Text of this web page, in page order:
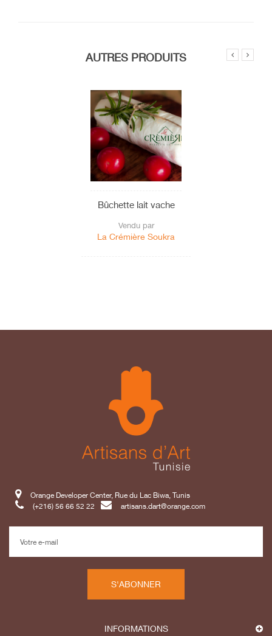
AUTRES PRODUITS
Bûchette lait vache
Vendu par
La Crémière Soukra
Orange Developer Center, Rue du Lac Biwa, Tunis
(+216) 56 66 52 22
artisans.dart@orange.com
S'ABONNER
INFORMATIONS